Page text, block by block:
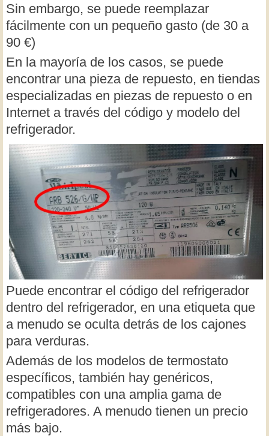
Sin embargo, se puede reemplazar
fácilmente con un pequeño gasto (de 30 a
90 €)
En la mayoría de los casos, se puede
encontrar una pieza de repuesto, en tiendas
especializadas en piezas de repuesto o en
Internet a través del código y modelo del
refrigerador.
Puede encontrar el código del refrigerador
dentro del refrigerador, en una etiqueta que
a menudo se oculta detrás de los cajones
para verduras.
Además de los modelos de termostato
específicos, también hay genéricos,
compatibles con una amplia gama de
refrigeradores. A menudo tienen un precio
más bajo.